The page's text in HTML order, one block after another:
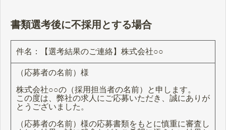
書類選考後に不採用とする場合
件名：【選考結果のご連絡】株式会社○○
（応募者の名前）様
株式会社○○の（採用担当者の名前）と申します。
この度は、弊社の求人にご応募いただき、誠にありが
とうございました。
（応募者の名前）様の応募書類をもとに慎重に審査し